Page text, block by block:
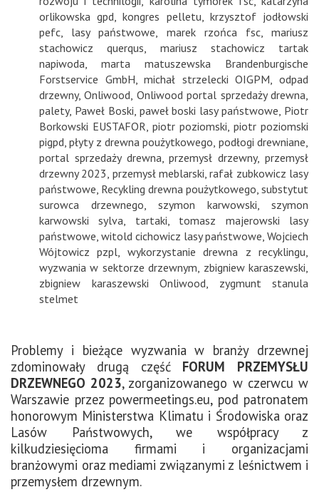
orlikowska gpd,kongres pelletu, krzysztof jodłowski
pefc, lasy państwowe, marek rzońca fsc,mariusz
stachowicz querqus, mariusz stachowicz tartak
napiwoda, marta matuszewska Brandenburgische
Forstservice GmbH,michał strzelecki OIGPM,odpad
drzewny,Onliwood, Onliwood portal sprzedaży drewna,
palety, Paweł Boski, paweł boski lasy państwowe, Piotr
Borkowski EUSTAFOR, piotr poziomski, piotr poziomski
pigpd,płyty z drewna poużytkowego, podłogi drewniane,
portal sprzedaży drewna,przemysł drzewny,przemysł
drzewny 2023, przemysł meblarski,rafał zubkowicz lasy
państwowe, Recykling drewna poużytkowego, substytut
surowca drzewnego, szymon karwowski, szymon
karwowski sylva, tartaki, tomasz majerowski lasy
państwowe, witold cichowicz lasy państwowe, Wojciech
Wójtowicz pzpl, wykorzystanie drewna z recyklingu,
wyzwania w sektorze drzewnym, zbigniew karaszewski,
zbigniew karaszewski Onliwood, zygmunt stanula
stelmet
Problemy i bieżące wyzwania w branży drzewnej
zdominowały drugą część FORUM PRZEMYSŁU
DRZEWNEGO 2023, zorganizowanego w czerwcu w
Warszawie przez powermeetings.eu, pod patronatem
honorowym Ministerstwa Klimatu i Środowiska oraz
Lasów Państwowych, we współpracy z
kilkudziesięcioma firmami i organizacjami
branżowymi oraz mediami związanymi z leśnictwem i
przemysłem drzewnym.